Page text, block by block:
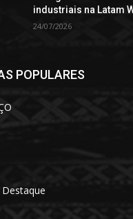
industriais na Latam
24/07/2026
POPULARES